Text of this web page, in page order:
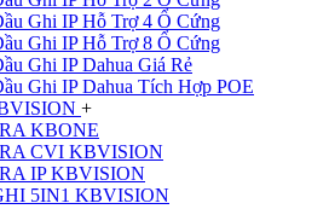
Ghi IP Hỗ Trợ 4 Ổ Cứng
Ghi IP Hỗ Trợ 8 Ổ Cứng
Ghi IP Dahua Giá Rẻ
Ghi IP Dahua Tích Hợp POE
+
KBONE
CVI KBVISION
IP KBVISION
5IN1 KBVISION